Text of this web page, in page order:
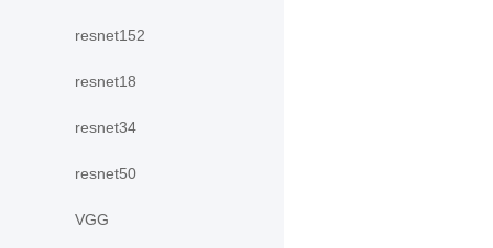
resnet152
resnet18
resnet34
resnet50
VGG